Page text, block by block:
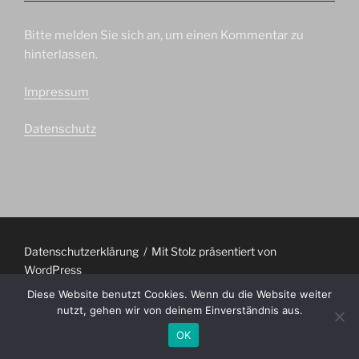
Bitte melden Sie sich an, um einen Kommentar zu
hinterlassen.
Impressum
Datenschutz
Datenschutzerklärung
Mit Stolz präsentiert von
WordPress
Diese Website benutzt Cookies. Wenn du die Website weiter
nutzt, gehen wir von deinem Einverständnis aus.
OK